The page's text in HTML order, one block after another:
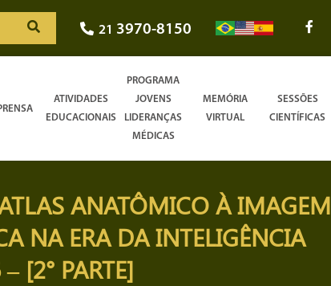
21 3970-8150
ATIVIDADES
EDUCACIONAIS
PROGRAMA
JOVENS
LIDERANÇAS
MÉDICAS
MEMÓRIA
VIRTUAL
SESSÕES
CIENTÍFICAS
ANATÔMICO À IMAGEM
NA ERA DA INTELIGÊNCIA
[2° PARTE]